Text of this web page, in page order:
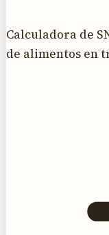
Calculadora de
de alimentos en